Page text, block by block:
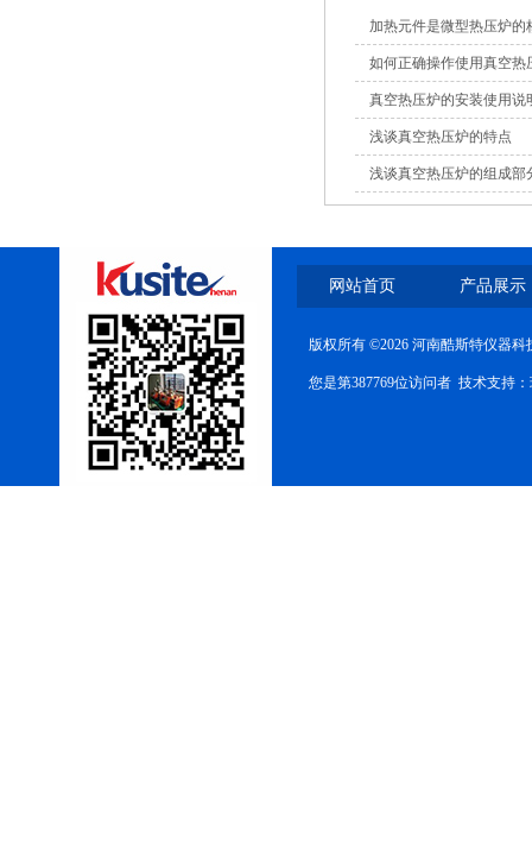
加热元件是微型热压炉的
如何正确操作使用真空热
真空热压炉的安装使用说
浅谈真空热压炉的特点
浅谈真空热压炉的组成部
网站首页 产品展示
版权所有 ©2026 河南酷斯特仪器
您是第387769位访问者 技术支持：